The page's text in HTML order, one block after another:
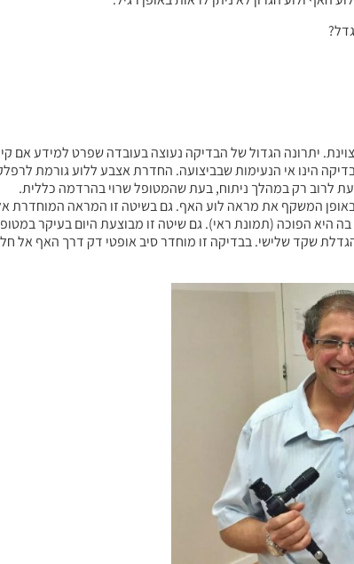
יתרונה הגדול של הבדיקה נעוצה בעובדה שפרט למידע
הינו אי הנעימות שבביצועה. החדרת אצבע ללוע גורמת
לרוב רק במהלך ניתוח, בעת שהמטופל שרוי בהרדמה כללית.
באופן המשקף את מראה לוע האף. גם בשיטה זו המראה המוחדרת
היא הפוכה (תמונת ראי). גם שיטה זו מבוצעת היום בעיקר
הגדלת שקד שלישי. בבדיקה זו מוחדר סיב אופטי דק דרך האף אל